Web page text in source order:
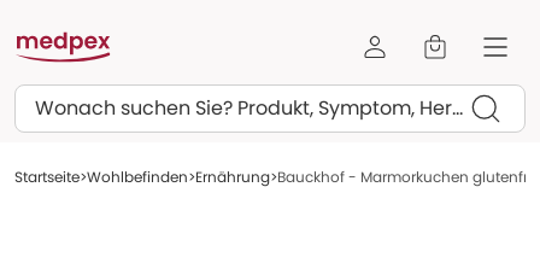
Suchen
Startseite Wohlbefinden Ernährung Bauckhof - Marmorkuchen